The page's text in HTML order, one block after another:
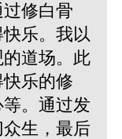
修白骨
乐。我以
道场。此
乐的修
。通过发
生，最后